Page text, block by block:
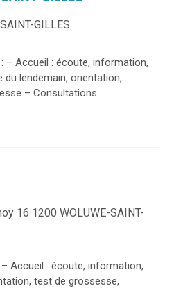
GILLES
– Accueil : écoute, information,
du lendemain, orientation,
– Consultations ...
16 1200 WOLUWE-SAINT-
Accueil : écoute, information,
test de grossesse,